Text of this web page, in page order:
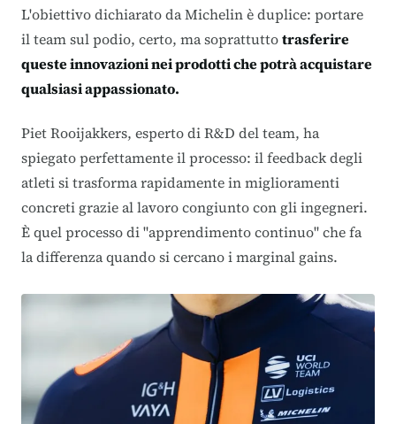
L'obiettivo dichiarato da Michelin è duplice: portare
il team sul podio, certo, ma soprattuttotrasferire
queste innovazioni nei prodotti che potrà acquistare
qualsiasi appassionato.
Piet Rooijakkers, esperto di R&D del team, ha
spiegato perfettamente il processo: il feedback degli
atleti si trasforma rapidamente in miglioramenti
concreti grazie al lavoro congiunto con gli ingegneri.
È quel processo di "apprendimento continuo" che fa
la differenza quando si cercano i marginal gains.